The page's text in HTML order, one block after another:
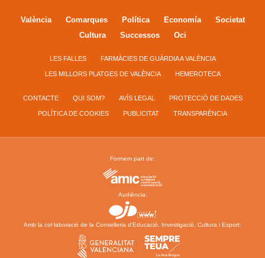
València Comarques Política Economía
Societat
Cultura
Successos Oci
LES FALLES FARMÀCIES DE GUÀRDIA A VALÈNCIA
LES MILLORS PLATGES DE VALÈNCIA HEMEROTECA
CONTACTE QUI SOM? AVÍS LEGAL PROTECCIÓ DE DADES
POLÍTICA DE COOKIES PUBLICITAT TRANSPARÈNCIA
Formem part de:
Audiència:
Amb la col·laboració de la Conselleria d’Educació, Investigació, Cultura i Esport: